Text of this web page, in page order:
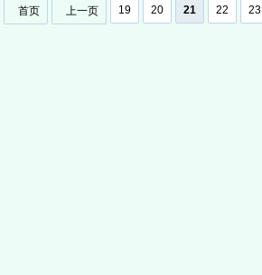
首页 上一页 19 20 21 22 23